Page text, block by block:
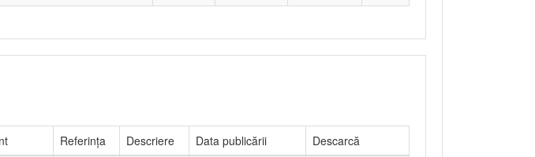
Referința Descriere Data publicării
Descarcă